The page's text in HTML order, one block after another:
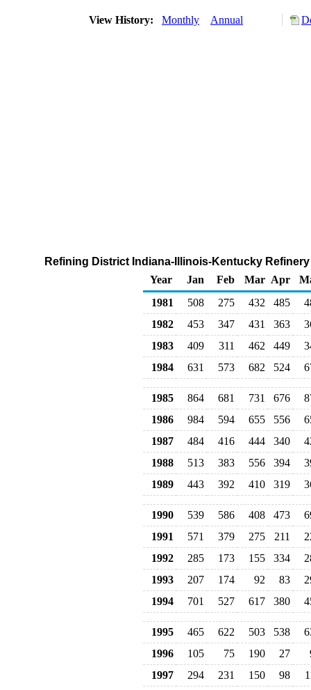
View History: Monthly Annual
Refining District Indiana-Illinois-Kentucky
Year
Jan Feb Mar Apr
1981
508 275 432 485
1982
453 347 431 363
1983
409 311 462 449
1984
631 573 682 524
1985 864 681 731 676
1986
984 594 655 556
1987
484 416 444 340
1988
513 383 556 394
1989
443 392 410 319
1990 539 586 408 473
1991
571 379 275 211
1992
285 173 155 334
1993
207 174 92 83
1994
701 527 617 380
1995 465 622 503 538
1996
105 75 190 27
1997
294 231 150 98